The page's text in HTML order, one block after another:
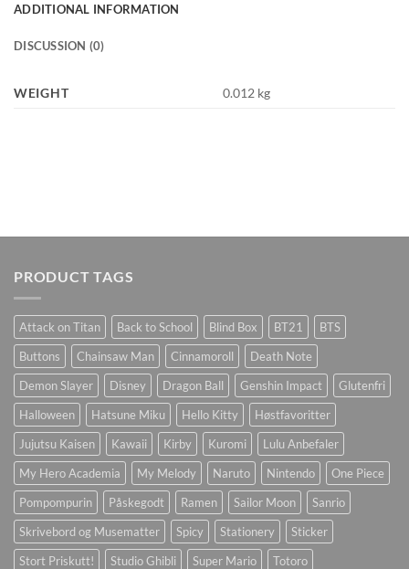
ADDITIONAL INFORMATION
DISCUSSION (0)
WEIGHT 0.012 kg
PRODUCT TAGS
Attack on Titan Back to School Blind Box BT21
BTS
Buttons
Chainsaw Man Cinnamoroll
Death Note
Demon Slayer
Disney Dragon Ball Genshin Impact
Glutenfri
Halloween
Hatsune Miku Hello Kitty
Høstfavoritter
Jujutsu Kaisen
Kawaii Kirby Kuromi
Lulu Anbefaler
My Hero Academia
My Melody Naruto Nintendo
One Piece
Pompompurin
Påskegodt Ramen Sailor Moon
Sanrio
Skrivebord og Musematter
Spicy Stationery
Sticker
Stort Priskutt!
Studio Ghibli Super Mario
Totoro